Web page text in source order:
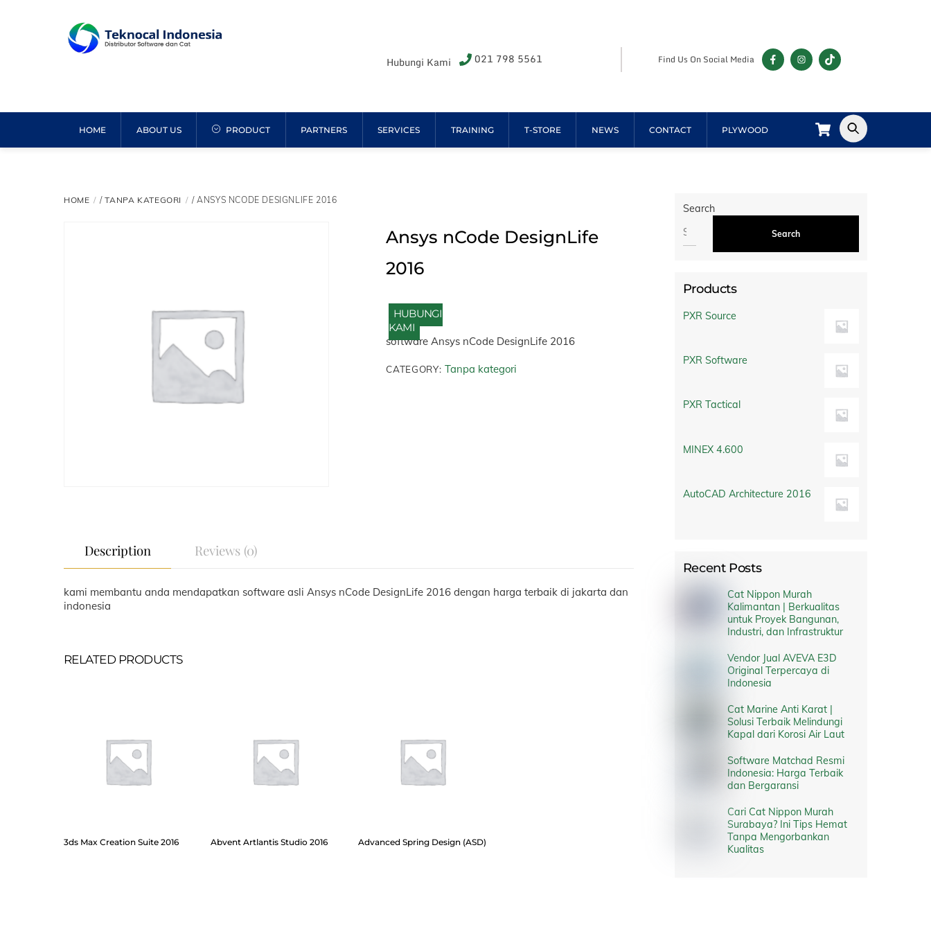
Cart
HOME ABOUT US PRODUCT PARTNERS SERVICES TRAINING T-STORE NEWS CONTACT PLYWOOD
Hubungi Kami 021 798 5561 Find Us On Social Media
HOME /TANPA KATEGORI / ANSYS NCODE DESIGNLIFE 2016
Ansys nCode DesignLife
2016
HUBUNGI
KAMI
software Ansys nCode DesignLife 2016
CATEGORY:Tanpa kategori
Description Reviews (0)
kami membantu anda mendapatkan software asli Ansys nCode DesignLife 2016 dengan harga terbaik di jakarta dan
indonesia
RELATED PRODUCTS
3ds Max Creation Suite 2016 Abvent Artlantis Studio 2016 Advanced Spring Design (ASD)
Search
Search
Products
PXR Source
PXR Software
PXR Tactical
MINEX 4.600
AutoCAD Architecture 2016
Recent Posts
Cat Nippon Murah
Kalimantan | Berkualitas
untuk Proyek Bangunan,
Industri, dan Infrastruktur
Vendor Jual AVEVA E3D
Original Terpercaya di
Indonesia
Cat Marine Anti Karat |
Solusi Terbaik Melindungi
Kapal dari Korosi Air Laut
Software Matchad Resmi
Indonesia: Harga Terbaik
dan Bergaransi
Cari Cat Nippon Murah
Surabaya? Ini Tips Hemat
Tanpa Mengorbankan
Kualitas